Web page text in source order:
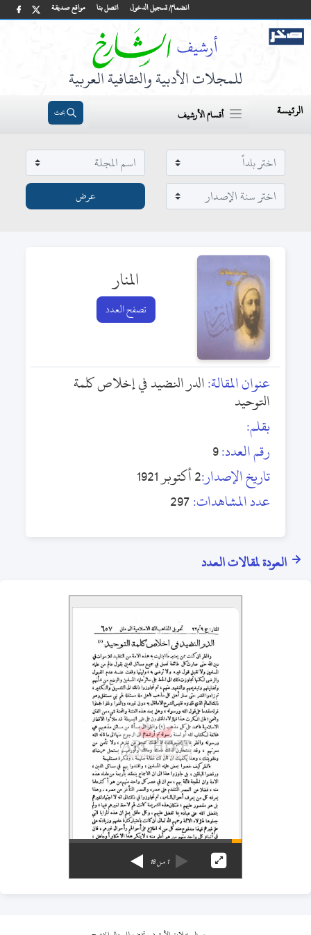
مواقع صديقة اتصل بنا انضمام/ تسجيل الدخول
للمجلات الأدبية والثقافية العربية
الرئيسة أقسام الأرشيف بحث
المنار
تصفح العدد
عنوان المقالة:الدر النضيد في إخلاص كلمة
التوحيد
بقلم:
رقم العدد:9
تاريخ الإصدار:2 أكتوبر 1921
عدد المشاهدات:297
العودة لمقالات العدد
1من18